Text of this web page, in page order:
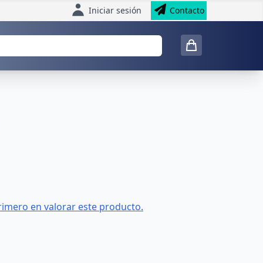
Iniciar sesión Contacto
en valorar este producto.